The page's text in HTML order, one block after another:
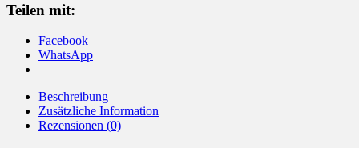
Teilen mit:
Facebook
WhatsApp
Beschreibung
Zusätzliche Information
Rezensionen (0)